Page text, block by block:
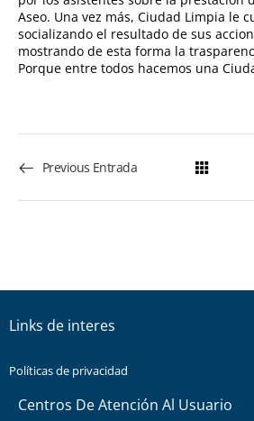
Aseo. Una vez más, Ciudad Limpia le
socializando el resultado de sus
mostrando de esta forma la
Porque entre todos hacemos una
Previous Entrada
Links de interes
Políticas de privacidad
Centros De Atención Al Usuario